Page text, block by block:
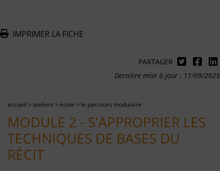
IMPRIMER LA FICHE
PARTAGER
Dernière mise à jour : 11/09/2025
accueil > ateliers > école > le parcours modulaire
MODULE 2 - S'APPROPRIER LES
TECHNIQUES DE BASES DU
RÉCIT